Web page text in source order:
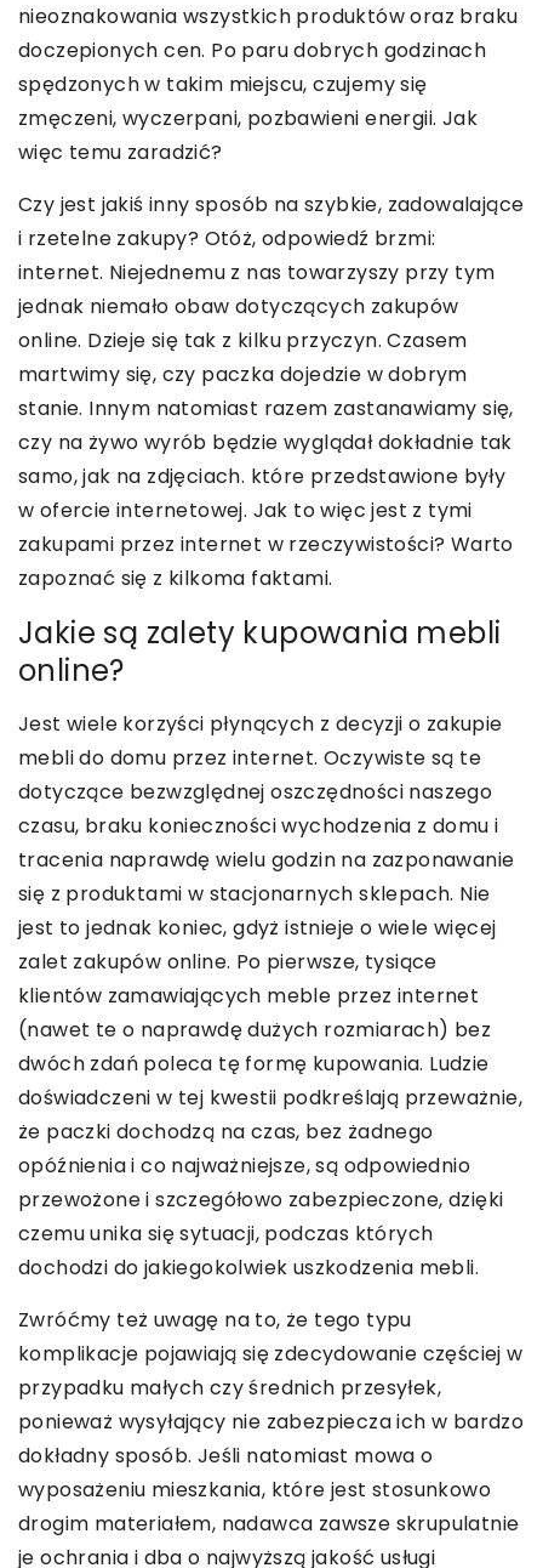
nieoznakowania wszystkich produktów oraz braku
doczepionych cen. Po paru dobrych godzinach
spędzonych w takim miejscu, czujemy się
zmęczeni, wyczerpani, pozbawieni energii. Jak
więc temu zaradzić?
Czy jest jakiś inny sposób na szybkie, zadowalające
i rzetelne zakupy? Otóż, odpowiedź brzmi:
internet. Niejednemu z nas towarzyszy przy tym
jednak niemało obaw dotyczących zakupów
online. Dzieje się tak z kilku przyczyn. Czasem
martwimy się, czy paczka dojedzie w dobrym
stanie. Innym natomiast razem zastanawiamy się,
czy na żywo wyrób będzie wyglądał dokładnie tak
samo, jak na zdjęciach. które przedstawione były
w ofercie internetowej. Jak to więc jest z tymi
zakupami przez internet w rzeczywistości? Warto
zapoznać się z kilkoma faktami.
Jakie są zalety kupowania mebli
online?
Jest wiele korzyści płynących z decyzji o zakupie
mebli do domu przez internet. Oczywiste są te
dotyczące bezwzględnej oszczędności naszego
czasu, braku konieczności wychodzenia z domu i
tracenia naprawdę wielu godzin na zazponawanie
się z produktami w stacjonarnych sklepach. Nie
jest to jednak koniec, gdyż istnieje o wiele więcej
zalet zakupów online. Po pierwsze, tysiące
klientów zamawiających meble przez internet
(nawet te o naprawdę dużych rozmiarach) bez
dwóch zdań poleca tę formę kupowania. Ludzie
doświadczeni w tej kwestii podkreślają przeważnie,
że paczki dochodzą na czas, bez żadnego
opóźnienia i co najważniejsze, są odpowiednio
przewożone i szczegółowo zabezpieczone, dzięki
czemu unika się sytuacji, podczas których
dochodzi do jakiegokolwiek uszkodzenia mebli.
Zwróćmy też uwagę na to, że tego typu
komplikacje pojawiają się zdecydowanie częściej w
przypadku małych czy średnich przesyłek,
ponieważ wysyłający nie zabezpiecza ich w bardzo
dokładny sposób. Jeśli natomiast mowa o
wyposażeniu mieszkania, które jest stosunkowo
drogim materiałem, nadawca zawsze skrupulatnie
je ochrania i dba o najwyższą jakość usługi